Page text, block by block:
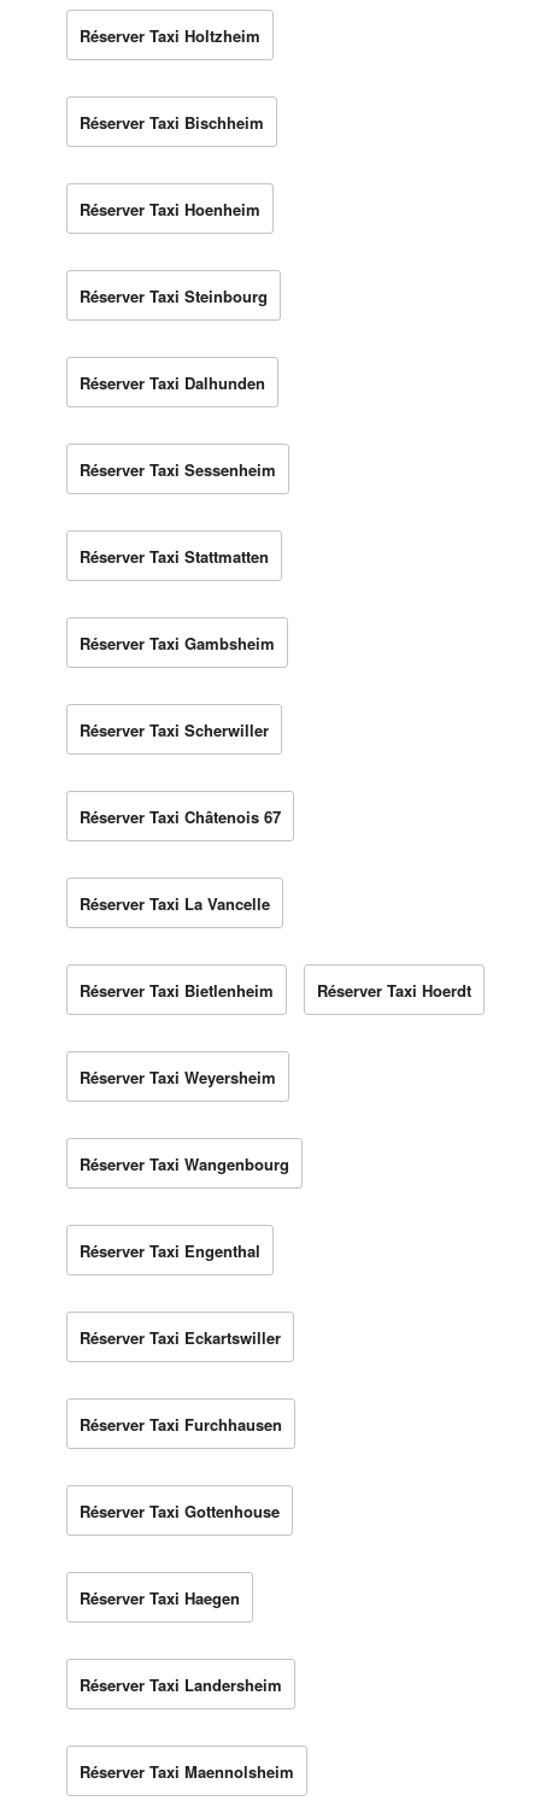
Réserver Taxi Holtzheim
Réserver Taxi Bischheim
Réserver Taxi Hoenheim
Réserver Taxi Steinbourg
Réserver Taxi Dalhunden
Réserver Taxi Sessenheim
Réserver Taxi Stattmatten
Réserver Taxi Gambsheim
Réserver Taxi Scherwiller
Réserver Taxi Châtenois 67
Réserver Taxi La Vancelle
Réserver Taxi Bietlenheim Réserver Taxi Hoerdt
Réserver Taxi Weyersheim
Réserver Taxi Wangenbourg
Réserver Taxi Engenthal
Réserver Taxi Eckartswiller
Réserver Taxi Furchhausen
Réserver Taxi Gottenhouse
Réserver Taxi Haegen
Réserver Taxi Landersheim
Réserver Taxi Maennolsheim